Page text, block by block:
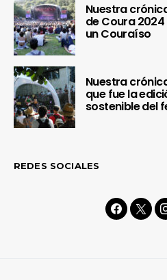
Nuestra
de Coura
un Couraíso
Nuestra
que fue la
sostenible del
REDES SOCIALES